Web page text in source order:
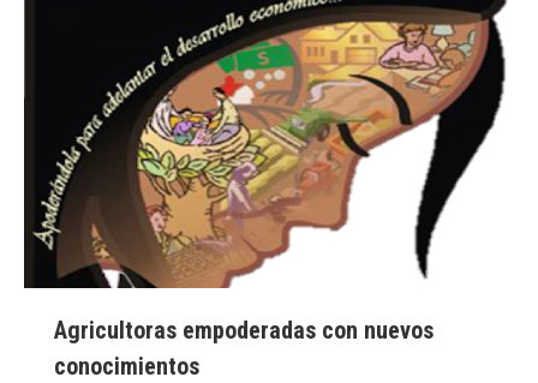
Agricultoras empoderadas con nuevos
conocimientos